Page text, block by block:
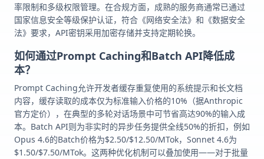
率限制和多级权限管理。在合规方面，成熟的服务商通常已通过
国家信息安全等级保护认证，符合《网络安全法》和《数据安全
法》要求，API密钥采用加密存储并支持定期轮换。
如何通过Prompt Caching和Batch API降低成
本？
Prompt Caching允许开发者缓存重复使用的系统提示和长文档
内容，缓存读取的成本仅为标准输入价格的10%（据Anthropic
官方定价），在典型的多轮对话场景中可节省高达90%的输入成
本。Batch API则为非实时的异步任务提供全线50%的折扣，例如
Opus 4.6的Batch价格为$2.50/$12.50/MTok，Sonnet 4.6为
$1.50/$7.50/MTok。这两种优化机制可以叠加使用——对于批量